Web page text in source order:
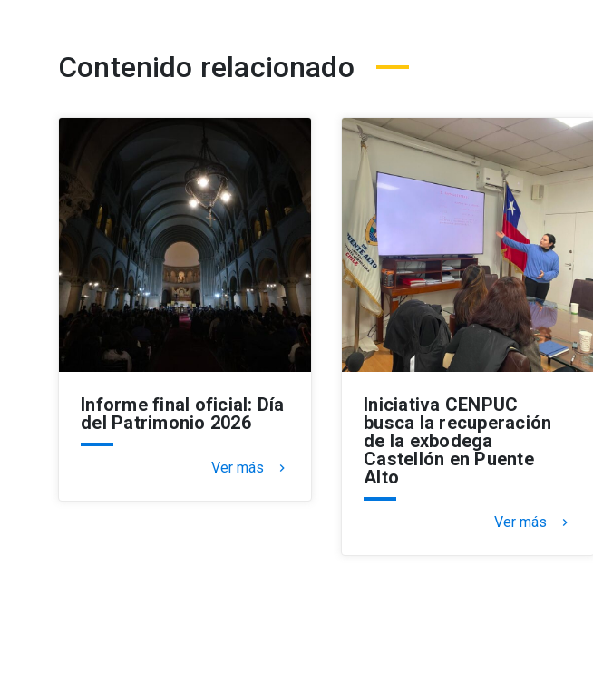
Contenido relacionado
Informe final oficial: Día
del Patrimonio 2026
Ver más keyboard_arrow_right
Iniciativa CENPUC
busca la recuperación
de la exbodega
Castellón en Puente
Alto
Ver más keyboard_arrow_right